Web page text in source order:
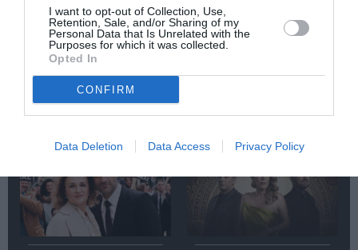
I want to opt-out of Collection, Use,
Retention, Sale, and/or Sharing of my
Personal Data that Is Unrelated with the
Purposes for which it was collected.
Opted In
CONFIRM
Data Deletion Data Access Privacy Policy
μουσικής μας
παράδοσης, πέθανε
σε ηλικία 82 ετών
των Massive Attack